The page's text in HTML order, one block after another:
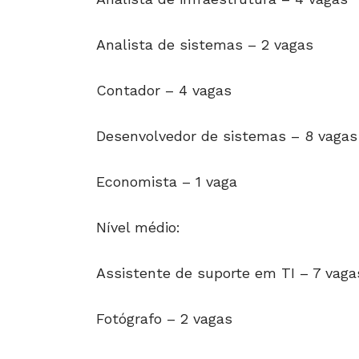
Analista de sistemas – 2 vagas
Contador – 4 vagas
Desenvolvedor de sistemas – 8 vagas
Economista – 1 vaga
Nível médio:
Assistente de suporte em TI – 7
Fotógrafo – 2 vagas